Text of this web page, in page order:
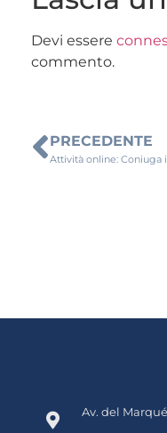
Devi essere
commento.
PRECEDENTE
Av. del